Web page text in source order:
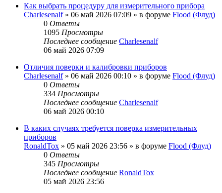
Как выбрать процедуру для измерительного прибора
Charlesenalf» 06 май 2026 07:09 » в форуме Flood (Флуд)
0 Ответы
1095 Просмотры
Последнее сообщение Charlesenalf
06 май 2026 07:09
Отличия поверки и калибровки приборов
Charlesenalf» 06 май 2026 00:10 » в форуме Flood (Флуд)
0 Ответы
334 Просмотры
Последнее сообщение Charlesenalf
06 май 2026 00:10
В каких случаях требуется поверка измерительных
приборов
RonaldTox » 05 май 2026 23:56 » в форуме Flood (Флуд)
0 Ответы
345 Просмотры
Последнее сообщение RonaldTox
05 май 2026 23:56